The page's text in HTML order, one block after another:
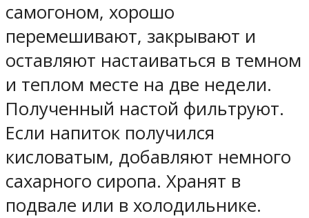
самогоном, хорошо
перемешивают, закрывают и
оставляют настаиваться в темном
и теплом месте на две недели.
Полученный настой фильтруют.
Если напиток получился
кисловатым, добавляют немного
сахарного сиропа. Хранят в
подвале или в холодильнике.